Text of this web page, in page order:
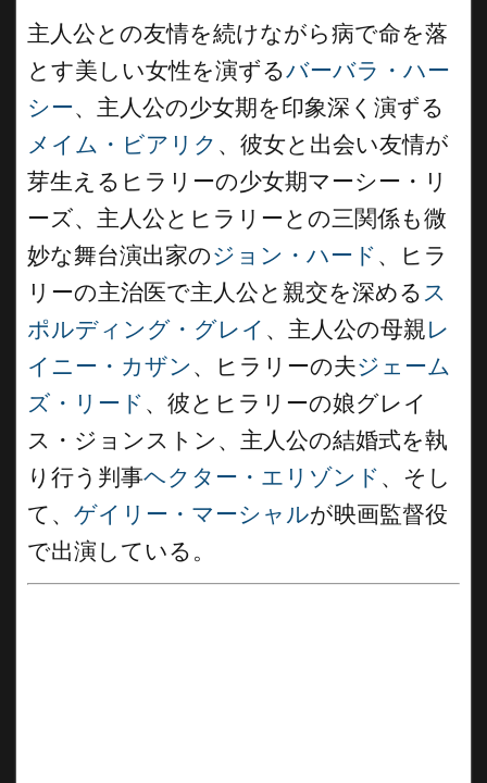
主人公との友情を続けながら病で命を落
とす美しい女性を演ずるバーバラ・ハー
シー、主人公の少女期を印象深く演ずる
メイム・ビアリク 、彼女と出会い友情が
芽生えるヒラリーの少女期マーシー・リ
ーズ、主人公とヒラリーとの三関係も微
妙な舞台演出家のジョン・ハード 、ヒラ
リーの主治医で主人公と親交を深める ス
ポルディング・グレイ 、主人公の母親レ
イニー・カザン 、ヒラリーの夫ジェーム
ズ・リード 、彼とヒラリーの娘グレイ
ス・ジョンストン、主人公の結婚式を執
り行う判事ヘクター・エリゾンド 、そし
て、 ゲイリー・マーシャルが映画監督役
で出演している。